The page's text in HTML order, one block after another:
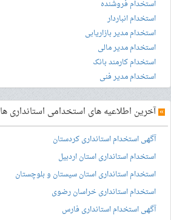
استخدام فروشنده
استخدام انباردار
استخدام مدیر بازاریابی
استخدام مدیر مالی
استخدام کارمند بانک
استخدام مدیر فنی
»آخرین اطلاعیه های استخدامی استانداری ها
آگهی استخدام استانداری کردستان
استخدام استانداری استان اردبیل
استخدام استانداری استان سیستان و بلوچستان
استخدام استانداری خراسان رضوی
آگهی استخدام استانداری فارس